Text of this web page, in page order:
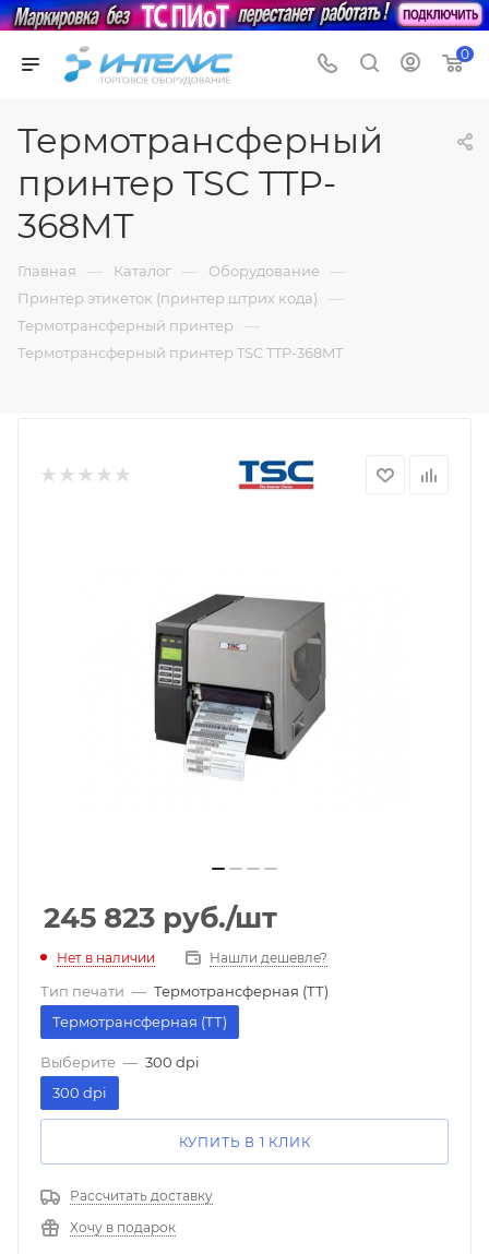
0
Термотрансферный
принтер TSC TTP-
368MT
Главная — Каталог — Оборудование —
Принтер этикеток (принтер штрих кода) —
Термотрансферный принтер —
Термотрансферный принтер TSC TTP-368MT
245 823 руб./шт
Нет в наличии Нашли дешевле?
Тип печати — Термотрансферная (ТТ)
Термотрансферная (ТТ)
Выберите — 300 dpi
300 dpi
КУПИТЬ В 1 КЛИК
Рассчитать доставку
Хочу в подарок